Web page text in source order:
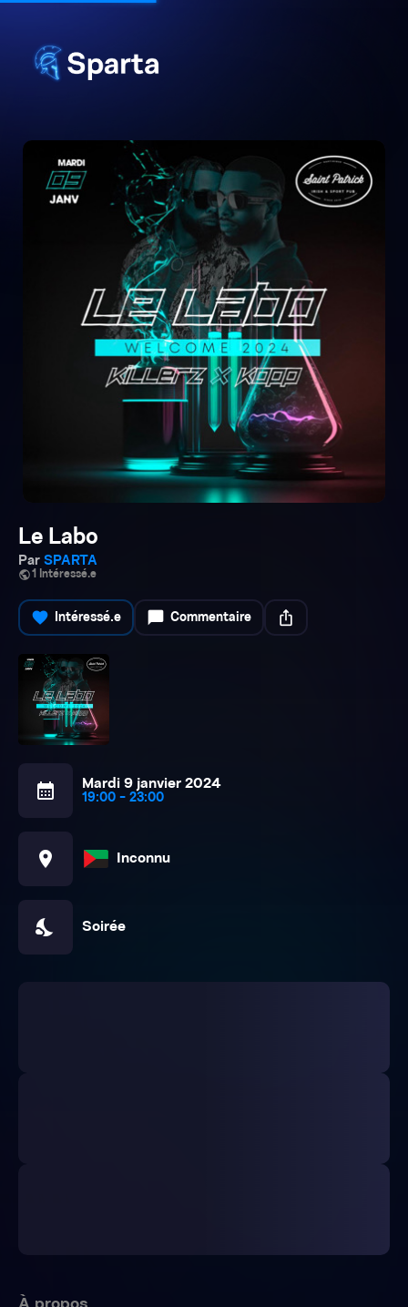
Le Labo
Par SPARTA
public1 Intéressé.e
favorite Intéressé.e chat_bubble Commentaire ios_share
calendar_month Mardi 9 janvier 2024
19:00 - 23:00
location_on Inconnu
nights_stay Soirée